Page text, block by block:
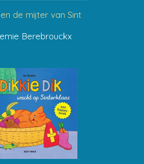
de mijter van Sint
Berebrouckx